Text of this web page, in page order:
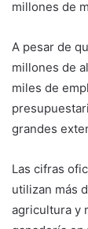
millones de
A pesar de
millones de
miles de
grandes
Las cifras
utilizan más
agricultura y